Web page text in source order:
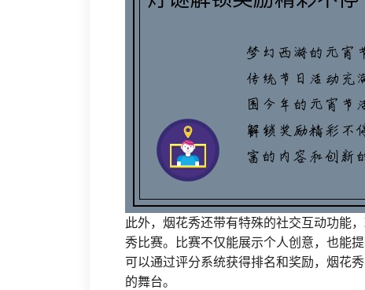
此外，烟花秀还带有特殊的社交互动功能
秀比赛。比赛不仅能展示个人创意，也能
可以通过评分系统获得排名和奖励，烟花
的舞台。